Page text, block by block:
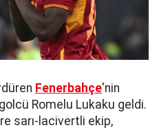
Fenerbahçe'nin
Romelu Lukaku geldi.
sarı-lacivertli ekip,